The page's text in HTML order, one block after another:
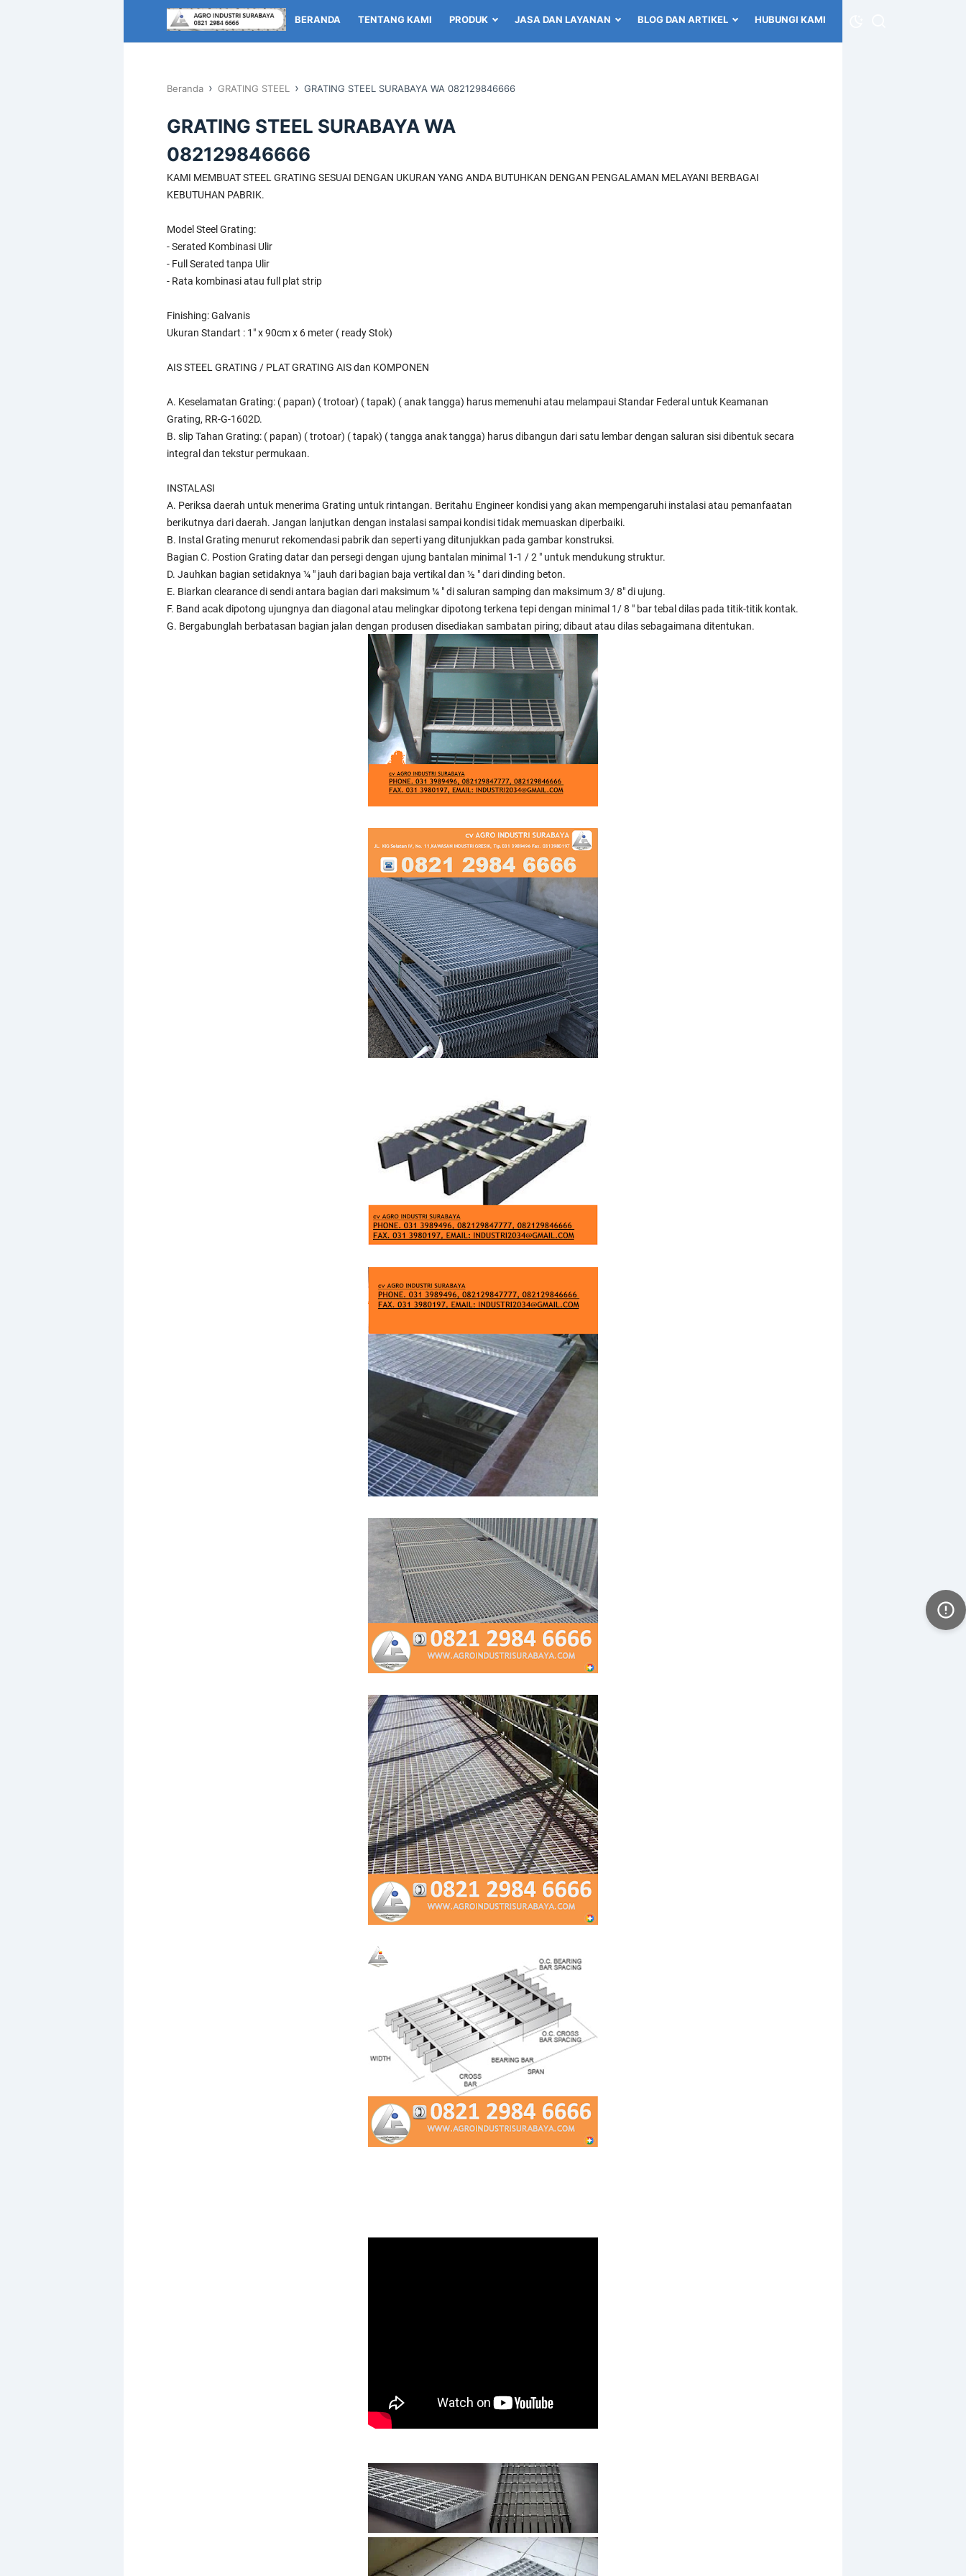
BERANDA TENTANG KAMI PRODUK JASA DAN LAYANAN BLOG DAN ARTIKEL HUBUNGI KAMI
Beranda › GRATING STEEL › GRATING STEEL SURABAYA WA 082129846666
GRATING STEEL SURABAYA WA
082129846666
KAMI MEMBUAT STEEL GRATING SESUAI DENGAN UKURAN YANG ANDA BUTUHKAN DENGAN PENGALAMAN MELAYANI BERBAGAI
KEBUTUHAN PABRIK.
Model Steel Grating:
- Serated Kombinasi Ulir
- Full Serated tanpa Ulir
- Rata kombinasi atau full plat strip
Finishing: Galvanis
Ukuran Standart : 1" x 90cm x 6 meter ( ready Stok)
AIS STEEL GRATING / PLAT GRATING AIS dan KOMPONEN
A. Keselamatan Grating: ( papan) ( trotoar) ( tapak) ( anak tangga) harus memenuhi atau melampaui Standar Federal untuk Keamanan
Grating, RR-G-1602D.
B. slip Tahan Grating: ( papan) ( trotoar) ( tapak) ( tangga anak tangga) harus dibangun dari satu lembar dengan saluran sisi dibentuk secara
integral dan tekstur permukaan.
INSTALASI
A. Periksa daerah untuk menerima Grating untuk rintangan. Beritahu Engineer kondisi yang akan mempengaruhi instalasi atau pemanfaatan
berikutnya dari daerah. Jangan lanjutkan dengan instalasi sampai kondisi tidak memuaskan diperbaiki.
B. Instal Grating menurut rekomendasi pabrik dan seperti yang ditunjukkan pada gambar konstruksi.
Bagian C. Postion Grating datar dan persegi dengan ujung bantalan minimal 1-1 / 2 " untuk mendukung struktur.
D. Jauhkan bagian setidaknya ¼ " jauh dari bagian baja vertikal dan ½ " dari dinding beton.
E. Biarkan clearance di sendi antara bagian dari maksimum ¼ " di saluran samping dan maksimum 3/ 8" di ujung.
F. Band acak dipotong ujungnya dan diagonal atau melingkar dipotong terkena tepi dengan minimal 1/ 8 " bar tebal dilas pada titik-titik kontak.
G. Bergabunglah berbatasan bagian jalan dengan produsen disediakan sambatan piring; dibaut atau dilas sebagaimana ditentukan.